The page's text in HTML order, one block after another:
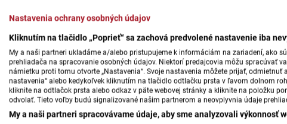
Nastavenia ochrany osobných údajov
Kliknutím na tlačidlo „Poprieť“ sa zachová predvolené nastavenie iba
My a naši partneri ukladáme a/alebo pristupujeme k informáciám na zariadení, ako
prehliadača na spracovanie osobných údajov. Niektorí predajcovia môžu spracúvať
námietku proti tomu otvorte „Nastavenia“. Svoje nastavenia môžete prijať,
nastavenia“ alebo kedykoľvek kliknutím na tlačidlo odtlačku prsta v ľavom dolnom
kliknite na odtlačok prsta alebo odkaz v päte webovej stránky a kliknite na položku
odvolať. Tieto voľby budú signalizované našim partnerom a neovplyvnia údaje
My a naši partneri spracovávame údaje, aby sme analyzovali výkonnosť